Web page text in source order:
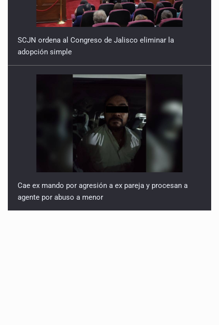
SCJN ordena al Congreso de Jalisco eliminar la
adopción simple
Cae ex mando por agresión a ex pareja y procesan a
agente por abuso a menor